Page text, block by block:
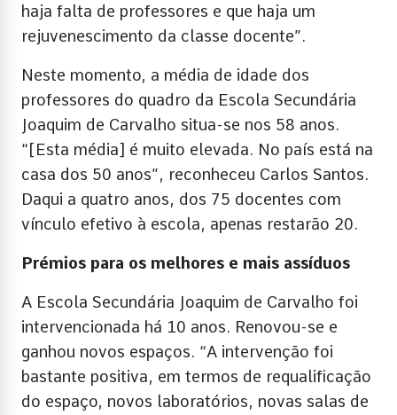
haja falta de professores e que haja um
rejuvenescimento da classe docente”.
Neste momento, a média de idade dos
professores do quadro da Escola Secundária
Joaquim de Carvalho situa-se nos 58 anos.
“[Esta média] é muito elevada. No país está na
casa dos 50 anos”, reconheceu Carlos Santos.
Daqui a quatro anos, dos 75 docentes com
vínculo efetivo à escola, apenas restarão 20.
Prémios para os melhores e mais assíduos
A Escola Secundária Joaquim de Carvalho foi
intervencionada há 10 anos. Renovou-se e
ganhou novos espaços. “A intervenção foi
bastante positiva, em termos de requalificação
do espaço, novos laboratórios, novas salas de